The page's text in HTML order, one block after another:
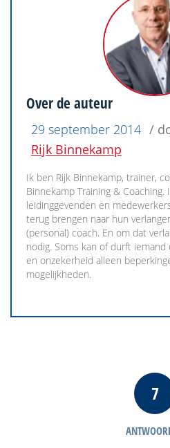
Over de auteur
29 september 2014 /
Rijk Binnekamp
Ik ben Rijk Binnekamp, trainer,
Binnekamp Training &
leidinggevenden en
terug brengen naar hun
(personal) coach. En om dat
nodig. Soms kan of durft
en onzekerheid alleen
mogelijkheden.
7